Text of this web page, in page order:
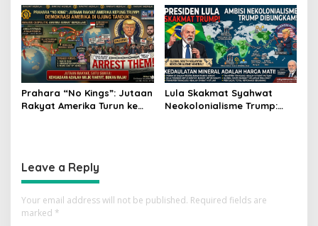
Suriah Pasca-Penarikan
Militer Amerika Serikat
Lebih Enak!” Guncang
Forum Bisnis Jepang
Prahara “No Kings”: Jutaan
Rakyat Amerika Turun ke
Lula Skakmat Syahwat
Neokolonialisme Trump:
Leave a Reply
Your email address will not be published. Required fields are
marked *